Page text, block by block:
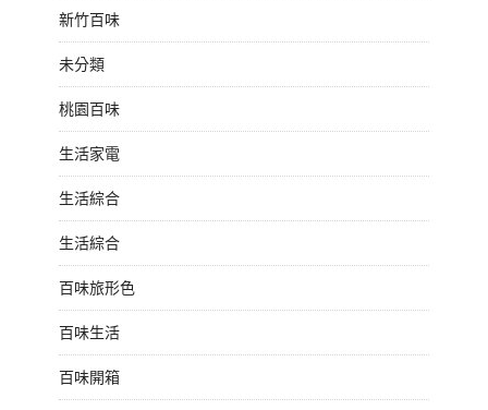
新竹百味
未分類
桃園百味
生活家電
生活綜合
生活綜合
百味旅形色
百味生活
百味開箱